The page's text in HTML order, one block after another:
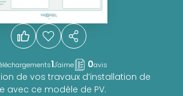
1J'aime 0avis
de vos travaux d’installation de
avec ce modèle de PV.